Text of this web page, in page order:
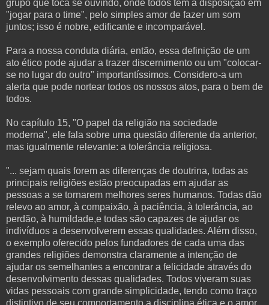
grupo que toca se ouvindo, onde todos têm a disposição em
"jogar para o time", pelo simples amor de fazer um som
juntos; isso é nobre, edificante e incomparável.
Para a nossa conduta diária, então, essa definição de um
ato ético pode ajudar a trazer discernimento ou um "colocar-
se no lugar do outro" importantíssimos. Considero-a um
alerta que pode nortear todos os nossos atos, para o bem de
todos.
No capítulo 15, "O papel da religião na sociedade
moderna", ele fala sobre uma questão diferente da anterior,
mas igualmente relevante: a tolerância religiosa.
"... sejam quais forem as diferenças de doutrina, todas as
principais religiões estão preocupadas em ajudar as
pessoas a se tornarem melhores seres humanos. Todas dão
relevo ao amor, à compaixão, à paciência, à tolerância, ao
perdão, à humildade,e todas são capazes de ajudar os
indivíduos a desenvolverem essas qualidades. Além disso,
o exemplo oferecido pelos fundadores de cada uma das
grandes religiões demonstra claramente a intenção de
ajudar os semelhantes a encontrar a felicidade através do
desenvolvimento dessas qualidades. Todos viveram suas
vidas pessoais com grande simplicidade, tendo como traço
distintivo de seu comportamento a disciplina ética e o amor